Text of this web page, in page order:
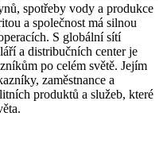
spotřeby vody a produkce
a společnost má silnou
S globální sítí
a distribučních center je
po celém světě. Jejím
zaměstnance a
produktů a služeb, které